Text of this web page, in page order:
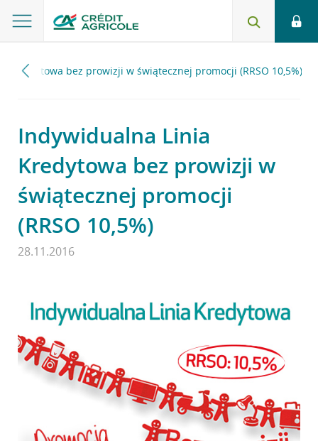
Kredytowa bez prowizji w świątecznej promocji (RRSO 10,5%)
Indywidualna Linia
Kredytowa bez prowizji w
świątecznej promocji
(RRSO 10,5%)
28.11.2016